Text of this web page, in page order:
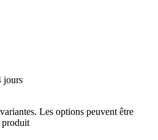
jours
Les options peuvent être
produit